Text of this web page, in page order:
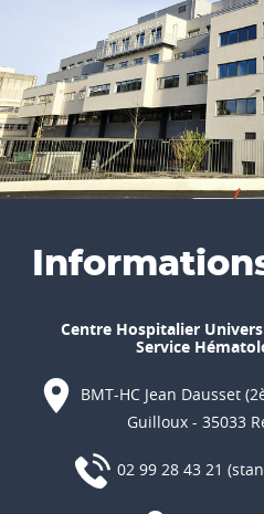
Centre Hospitalier
Service
BMT-HC Jean Dausset
Guilloux - 35033
02 99 28 43 21